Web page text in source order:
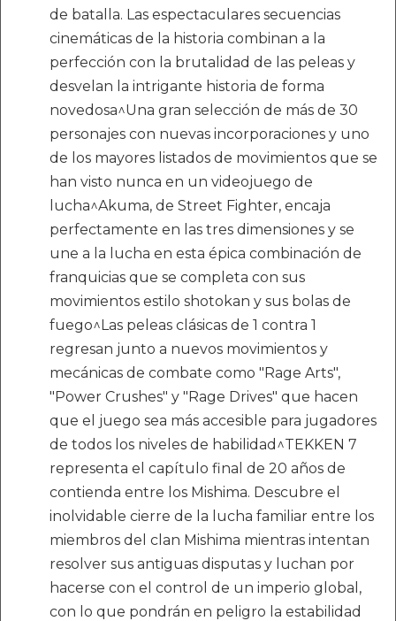
de batalla. Las espectaculares secuencias
cinemáticas de la historia combinan a la
perfección con la brutalidad de las peleas y
desvelan la intrigante historia de forma
novedosa^Una gran selección de más de 30
personajes con nuevas incorporaciones y uno
de los mayores listados de movimientos que se
han visto nunca en un videojuego de
lucha^Akuma, de Street Fighter, encaja
perfectamente en las tres dimensiones y se
une a la lucha en esta épica combinación de
franquicias que se completa con sus
movimientos estilo shotokan y sus bolas de
fuego^Las peleas clásicas de 1 contra 1
regresan junto a nuevos movimientos y
mecánicas de combate como "Rage Arts",
"Power Crushes" y "Rage Drives" que hacen
que el juego sea más accesible para jugadores
de todos los niveles de habilidad^TEKKEN 7
representa el capítulo final de 20 años de
contienda entre los Mishima. Descubre el
inolvidable cierre de la lucha familiar entre los
miembros del clan Mishima mientras intentan
resolver sus antiguas disputas y luchan por
hacerse con el control de un imperio global,
con lo que pondrán en peligro la estabilidad